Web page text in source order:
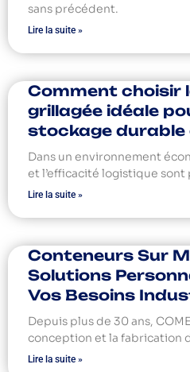
sans précédent.
Lire la suite »
Comment choisir
grillagée idéale
stockage durable
Dans un environnement
et l’efficacité logistique sont
Lire la suite »
Conteneurs Sur
Solutions
Vos Besoins
Depuis plus de 30 ans,
conception et la fabrication
Lire la suite »